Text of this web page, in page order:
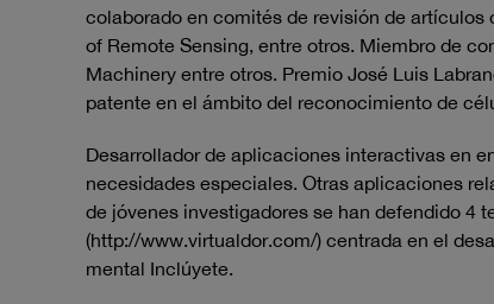
colaborado en comités de revisión de
of Remote Sensing, entre otros. Miembro de
Machinery entre otros. Premio José Luis
patente en el ámbito del reconocimiento de
Desarrollador de aplicaciones interactivas en
necesidades especiales. Otras aplicaciones
de jóvenes investigadores se han defendido 4
(http://www.virtualdor.com/) centrada en el
mental Inclúyete.